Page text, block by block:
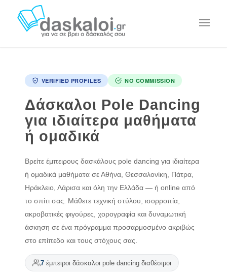
VERIFIED PROFILES NO COMMISSION
Δάσκαλοι Pole Dancing
για ιδιαίτερα μαθήματα
ή ομαδικά
Βρείτε έμπειρους δασκάλους pole dancing για ιδιαίτερα
ή ομαδικά μαθήματα σε Αθήνα, Θεσσαλονίκη, Πάτρα,
Ηράκλειο, Λάρισα και όλη την Ελλάδα — ή online από
το σπίτι σας. Μάθετε τεχνική στύλου, ισορροπία,
ακροβατικές φιγούρες, χορογραφία και δυναμωτική
άσκηση σε ένα πρόγραμμα προσαρμοσμένο ακριβώς
στο επίπεδο και τους στόχους σας.
7έμπειροι δάσκαλοι pole dancing διαθέσιμοι